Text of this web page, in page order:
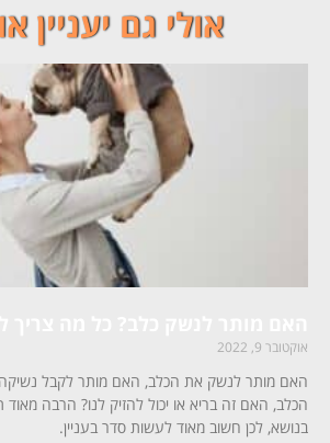
אולי גם יעניין
אוקטובר 9, 2022
האם מותר לנשק את הכלב, האם מותר לקבל
הכלב, האם זה בריא או יכול להזיק לנו? הרבה מאוד
בנושא, לכן חשוב מאוד לעשות סדר בעניין.